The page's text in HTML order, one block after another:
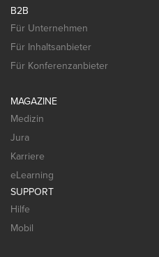
B2B
Für Unternehmen
Für Inhaltsanbieter
Für Konferenzanbieter
MAGAZINE
Medizin
Jura
Karriere
eLearning
SUPPORT
Hilfe
Mobil